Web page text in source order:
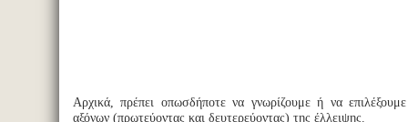
Αρχικά, πρέπει οπωσδήποτε να γνωρίζουμε ή να
αξόνων (πρωτεύοντας και δευτερεύοντας) της έλλειψης.